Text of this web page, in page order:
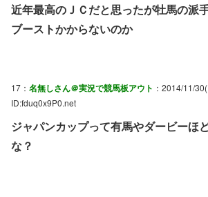
近年最高のＪＣだと思ったが牡馬の派
ブーストかからないのか
17： 名無しさん＠実況で競馬板アウト ：2014/11/
ID:fduq0x9P0.net
ジャパンカップって有馬やダービーほ
な？